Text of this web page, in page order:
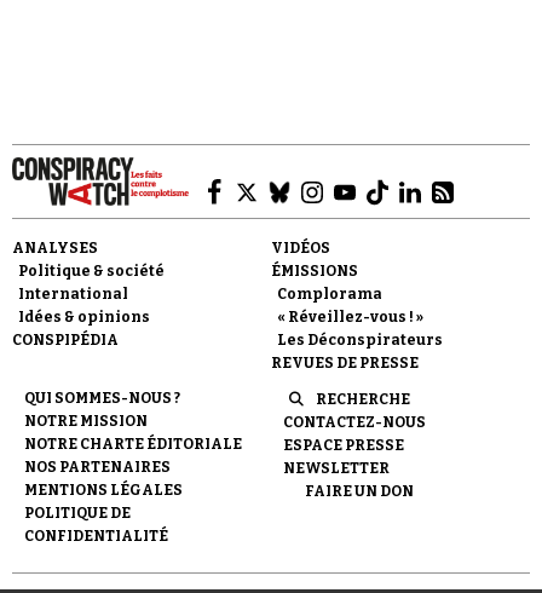
Faire un don
Demander à Vera
ANALYSES
Politique & société
International
Idées & opinions
CONSPIPÉDIA
VIDÉOS
ÉMISSIONS
Complorama
« Réveillez-vous ! »
Les Déconspirateurs
REVUES DE PRESSE
QUI SOMMES-NOUS ?
NOTRE MISSION
NOTRE CHARTE ÉDITORIALE
NOS PARTENAIRES
MENTIONS LÉGALES
POLITIQUE DE
CONFIDENTIALITÉ
RECHERCHE
CONTACTEZ-NOUS
ESPACE PRESSE
NEWSLETTER
FAIRE UN DON